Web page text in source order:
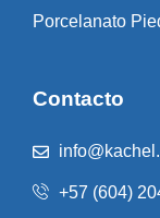
Porcelanato
Contacto
+57 (604)